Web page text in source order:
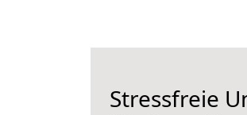
Stressfreie